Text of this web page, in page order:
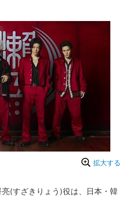
拡大する
(すざきりょう)役は、日本・韓